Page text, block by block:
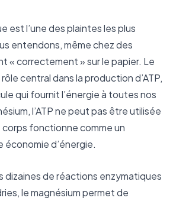
est l’une des plaintes les plus
entendons, même chez des
« correctement » sur le papier. Le
central dans la production d’ATP,
qui fournit l’énergie à toutes nos
l’ATP ne peut pas être utilisée
fonctionne comme un
d’énergie.
dizaines de réactions enzymatiques
le magnésium permet de